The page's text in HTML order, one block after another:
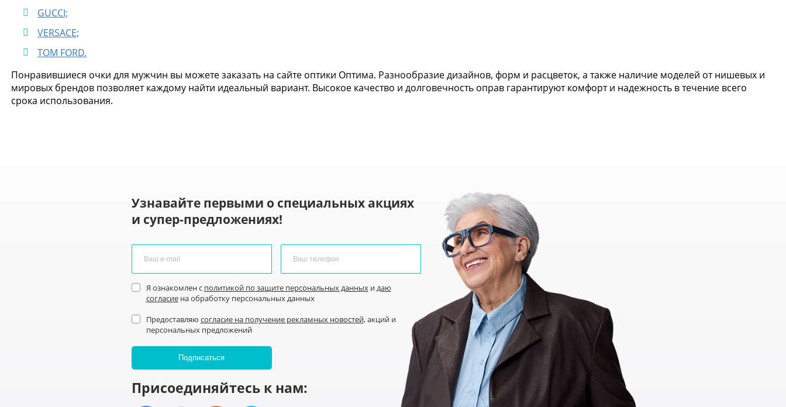
GUCCI;
VERSACE;
TOM FORD.
Понравившиеся очки для мужчин вы можете заказать на сайте оптики Оптима. Разнообразие дизайнов, форм и расцветок, а также наличие моделей от нишевых и
мировых брендов позволяет каждому найти идеальный вариант. Высокое качество и долговечность оправ гарантируют комфорт и надежность в течение всего
срока использования.
Узнавайте первыми о специальных акциях
и супер-предложениях!
Я ознакомлен с политикой по защите персональных данныхидаю
согласиена обработку персональных данных
Предоставляю согласие на получение рекламных новостей, акций и
персональных предложений
Присоединяйтесь к нам: